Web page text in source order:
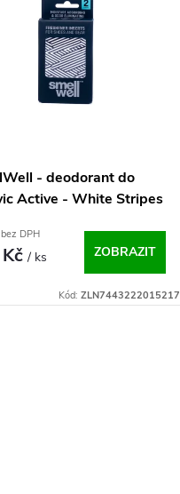
- deodorant do
Active - White Stripes
DPH
Kč/ ks ZOBRAZIT
Kód: ZLN7443222015217